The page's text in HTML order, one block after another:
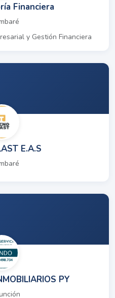
Financiera
y Gestión Financiera
E.A.S
PY